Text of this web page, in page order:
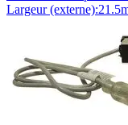
Largeur